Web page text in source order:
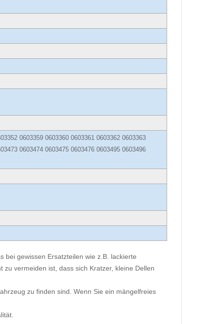
0603359 0603360 0603361 0603362 0603363
0603474 0603475 0603476 0603495 0603496
bei gewissen Ersatzteilen wie z.B. lackierte
vermeiden ist, dass sich Kratzer, kleine Dellen
zu finden sind. Wenn Sie ein mängelfreies